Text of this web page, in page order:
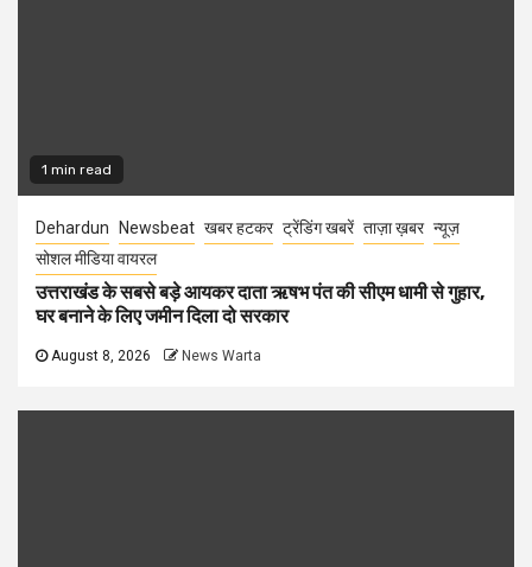
1 min read
Dehardun Newsbeat खबर हटकर ट्रेंडिंग खबरें ताज़ा ख़बर न्यूज़
सोशल मीडिया वायरल
उत्तराखंड के सबसे बड़े आयकर दाता ऋषभ पंत की सीएम धामी से गुहार,
घर बनाने के लिए जमीन दिला दो सरकार
August 8, 2026 News Warta